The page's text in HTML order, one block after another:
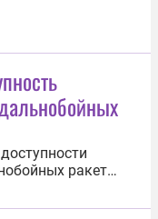
ракет
базах.
МИД РФ во